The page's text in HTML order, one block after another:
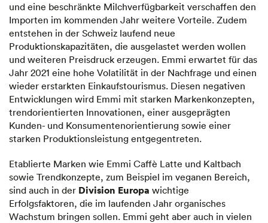
und eine beschränkte Milchverfügbarkeit verschaffen den
Importen im kommenden Jahr weitere Vorteile. Zudem
entstehen in der Schweiz laufend neue
Produktionskapazitäten, die ausgelastet werden wollen
und weiteren Preisdruck erzeugen. Emmi erwartet für das
Jahr 2021 eine hohe Volatilität in der Nachfrage und einen
wieder erstarkten Einkaufstourismus. Diesen negativen
Entwicklungen wird Emmi mit starken Markenkonzepten,
trendorientierten Innovationen, einer ausgeprägten
Kunden- und Konsumentenorientierung sowie einer
starken Produktionsleistung entgegentreten.
Etablierte Marken wie Emmi Caffè Latte und Kaltbach
sowie Trendkonzepte, zum Beispiel im veganen Bereich,
sind auch in der Division Europa wichtige
Erfolgsfaktoren, die im laufenden Jahr organisches
Wachstum bringen sollen. Emmi geht aber auch in vielen